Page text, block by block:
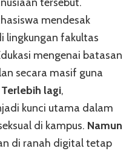
mendesak
lingkungan fakultas
mengenai batasan
secara masif guna
Terlebih lagi,
kunci utama dalam
di kampus. Namun
di ranah digital tetap